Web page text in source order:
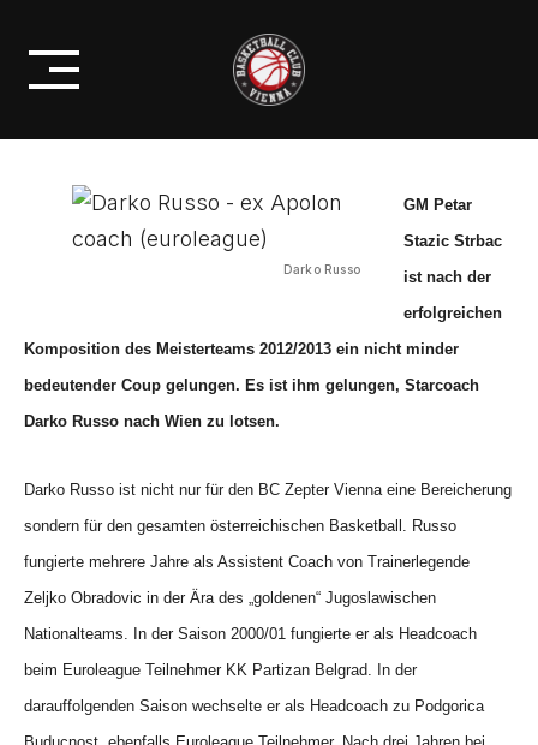
content
COACHT AB SOFORT DEN BC
VIENNA
Darko Russo
GM Petar
Stazic Strbac
ist nach der
erfolgreichen
Komposition des Meisterteams 2012/2013 ein nicht minder
bedeutender Coup gelungen. Es ist ihm gelungen, Starcoach
Darko Russo nach Wien zu lotsen.
Darko Russo ist nicht nur für den BC Zepter Vienna eine Bereicherung
sondern für den gesamten österreichischen Basketball. Russo
fungierte mehrere Jahre als Assistent Coach von Trainerlegende
Zeljko Obradovic in der Ära des „goldenen“ Jugoslawischen
Nationalteams. In der Saison 2000/01 fungierte er als Headcoach
beim Euroleague Teilnehmer KK Partizan Belgrad. In der
darauffolgenden Saison wechselte er als Headcoach zu Podgorica